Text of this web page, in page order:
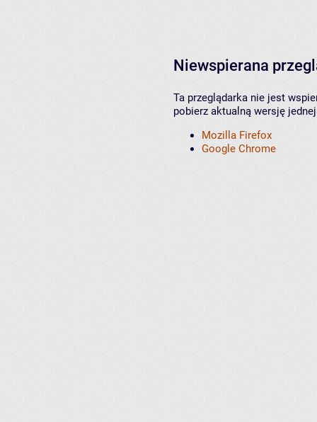
Niewspierana
Ta przeglądarka nie jest
pobierz aktualną wersję
Mozilla Firefox
Google Chrome